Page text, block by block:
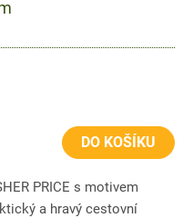
DO KOŠÍKU
PRICE s motivem
a hravý cestovní